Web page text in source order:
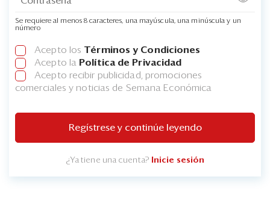
Se requiere al menos 8 caracteres, una mayúscula, una minúscula y un
número
Acepto los Términos y Condiciones
Acepto la Política de Privacidad
Acepto recibir publicidad, promociones
comerciales y noticias de Semana Económica
Regístrese y continúe leyendo
¿Ya tiene una cuenta? Inicie sesión